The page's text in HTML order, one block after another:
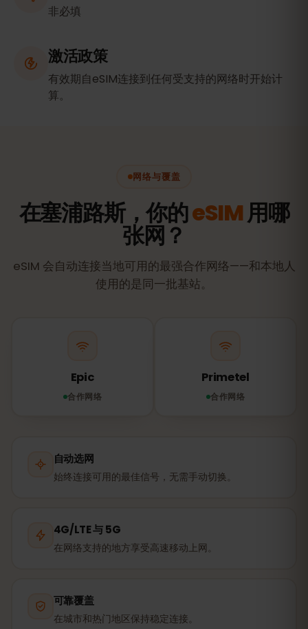
非必填
激活政策
有效期自eSIM连接到任何受支持的网络时开始计
算。
网络与覆盖
在塞浦路斯，你的eSIM用哪
张网？
eSIM 会自动连接当地可用的最强合作网络——和本地人
使用的是同一批基站。
Epic
合作网络
Primetel
合作网络
自动选网
始终连接可用的最佳信号，无需手动切换。
4G/LTE 与 5G
在网络支持的地方享受高速移动上网。
可靠覆盖
在城市和热门地区保持稳定连接。